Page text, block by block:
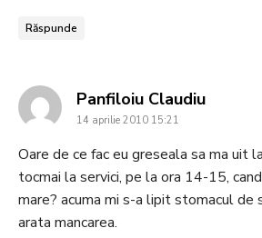
Răspunde
Panfiloiu Claudiusays:
14 aprilie 2010 15:21
Oare de ce fac eu greseala sa ma uit
tocmai la servici, pe la ora 14-15,
mare? acuma mi s-a lipit stomacul de
arata mancarea.